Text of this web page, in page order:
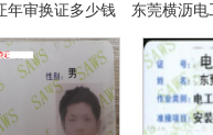
年审换证多少钱
东莞横沥